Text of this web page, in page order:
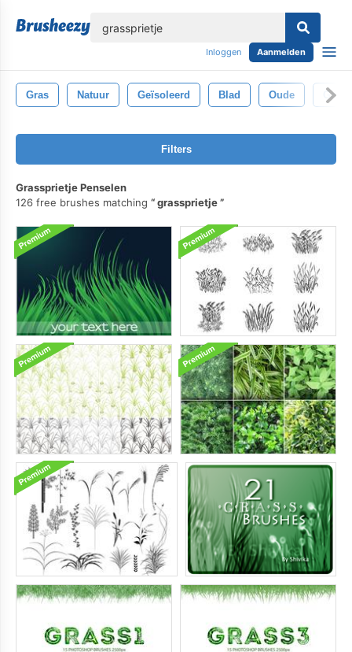
Inloggen Aanmelden
Gras Natuur Geïsoleerd Blad Oude Groen
Filters
Grassprietje Penselen
126 free brushes matching
grassprietje